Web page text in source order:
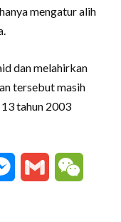
mengatur alih
dan melahirkan
tersebut masih
tahun 2003
Messenger
Gmail